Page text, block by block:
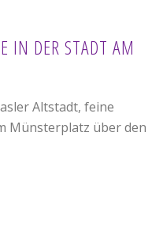
IN DER STADT AM
Altstadt, feine
Münsterplatz über den